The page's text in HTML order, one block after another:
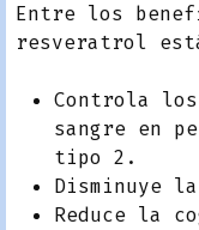
Entre los
resveratrol
Controla
sangre en
tipo 2.
Disminuye
Reduce la